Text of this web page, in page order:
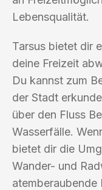
Lebensqualität.
Tarsus bietet dir
deine Freizeit
Du kannst zum
der Stadt
über den Fluss
Wasserfälle.
bietet dir die
Wander- und